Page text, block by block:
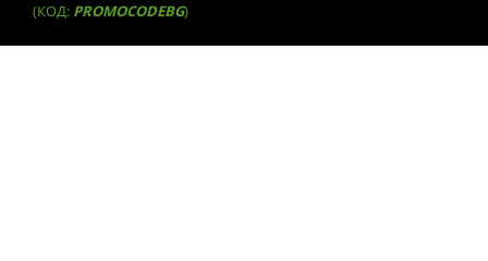
(КОД: PROMOCODEBG)